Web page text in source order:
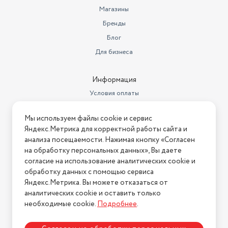
Магазины
Бренды
Блог
Для бизнеса
Информация
Условия оплаты
Условия возврата
Нашли ошибку на сайте? Напишите нам
2026 © Интернет-магазин "АстМаркет". У нас есть всё!
Политика конфиденциальности
Мы используем файлы cookie и сервис
Яндекс.Метрика для корректной работы сайта и
анализа посещаемости. Нажимая кнопку «Согласен
на обработку персональных данных», Вы даете
согласие на использование аналитических cookie и
обработку данных с помощью сервиса
Яндекс.Метрика. Вы можете отказаться от
аналитических cookie и оставить только
необходимые cookie.Подробнее.